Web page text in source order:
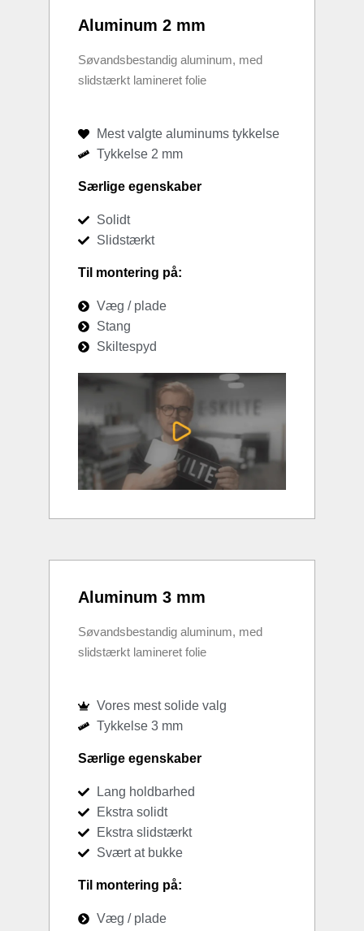
Aluminum 2 mm
Søvandsbestandig aluminum, med
slidstærkt lamineret folie
Mest valgte aluminums tykkelse
Tykkelse 2 mm
Særlige egenskaber
Solidt
Slidstærkt
Til montering på:
Væg / plade
Stang
Skiltespyd
Aluminum 3 mm
Søvandsbestandig aluminum, med
slidstærkt lamineret folie
Vores mest solide valg
Tykkelse 3 mm
Særlige egenskaber
Lang holdbarhed
Ekstra solidt
Ekstra slidstærkt
Svært at bukke
Til montering på:
Væg / plade